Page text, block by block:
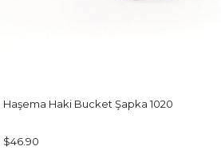
Haşema Haki Bucket Şapka 1020
$46.90